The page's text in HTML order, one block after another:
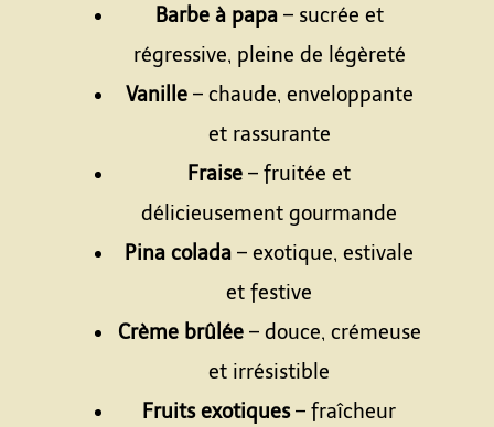
Barbe à papa– sucrée et
régressive, pleine de légèreté
Vanille– chaude, enveloppante
et rassurante
Fraise – fruitée et
délicieusement gourmande
Pina colada – exotique, estivale
et festive
Crème brûlée– douce, crémeuse
et irrésistible
Fruits exotiques– fraîcheur